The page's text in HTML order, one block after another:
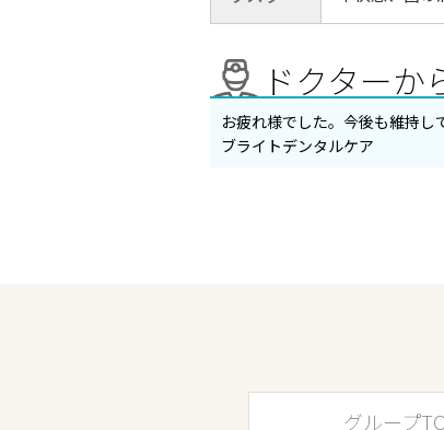
ドクターか
お疲れ様でした。今後も維持し
ブライトデンタルケア
グループ